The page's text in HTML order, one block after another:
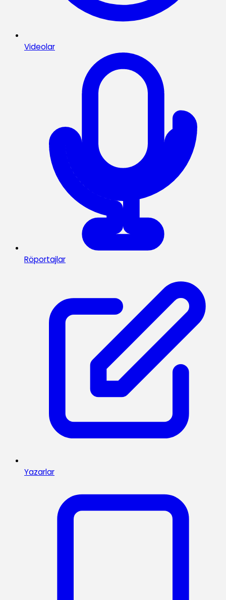
Videolar
Röportajlar
Yazarlar